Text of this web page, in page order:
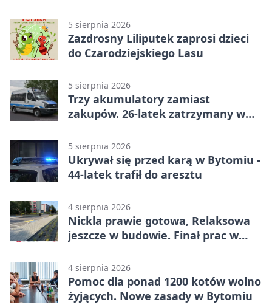
5 sierpnia 2026
Zazdrosny Liliputek zaprosi dzieci
do Czarodziejskiego Lasu
5 sierpnia 2026
Trzy akumulatory zamiast
zakupów. 26-latek zatrzymany w
5 sierpnia 2026
Ukrywał się przed karą w Bytomiu -
44-latek trafił do aresztu
4 sierpnia 2026
Nickla prawie gotowa, Relaksowa
jeszcze w budowie. Finał prac w
4 sierpnia 2026
Pomoc dla ponad 1200 kotów wolno
żyjących. Nowe zasady w Bytomiu